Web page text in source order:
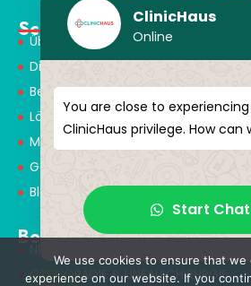
Schnellmenü
Über Uns
Dienstleistungen
Behandlungen
Lösungspartner
Medical Consultants
Gesundheitstourismus
Blog
Behandlungen
NEUROCHIRURGIE &
ORTHOPÄDIE & UNFALLCHIRURGIE
ClinicHaus
Online
You are close to
ClinicHaus privilege. How can
Start Chat
We use cookies to ensure that
experience on our website. If you